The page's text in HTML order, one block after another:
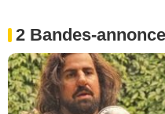
2 Bandes-